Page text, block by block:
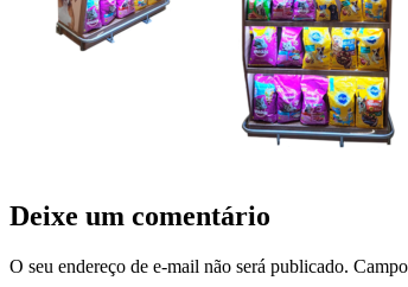
Deixe um comentário
O seu endereço de e-mail não será publicado.